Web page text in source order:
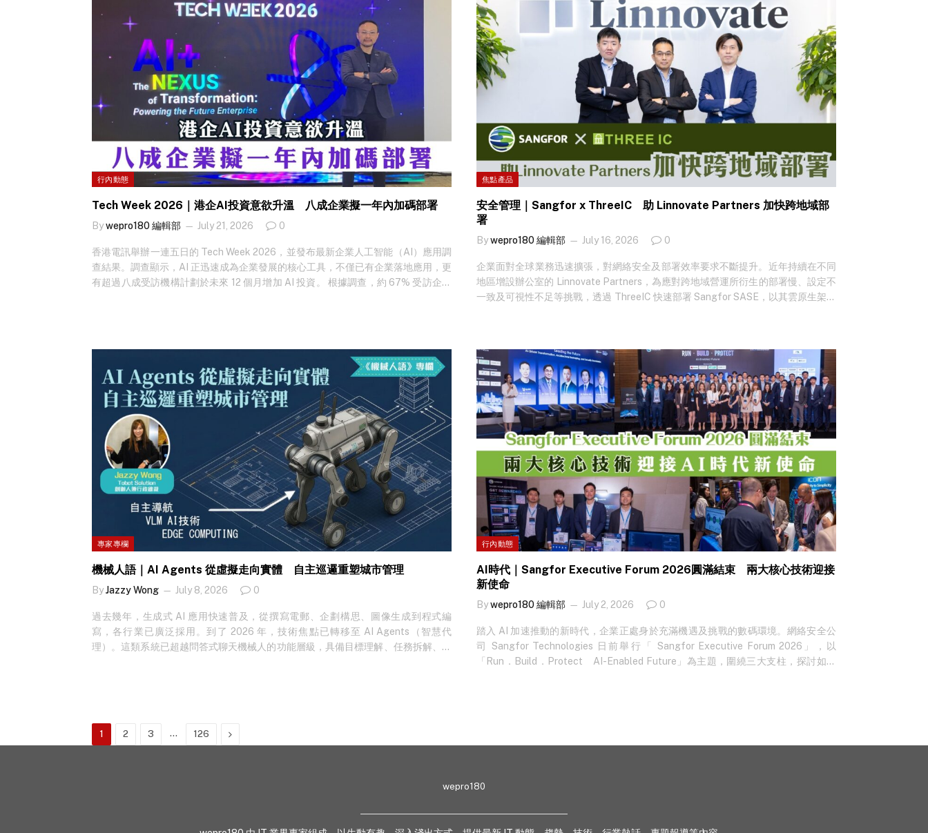
行內動態
Tech Week 2026｜港企AI投資意欲升溫 八成企業擬一年內加碼部署
Bywepro180 編輯部 July 21, 2026 0
香港電訊舉辦一連五日的 Tech Week 2026，並發布最新企業人工智能（AI）應用調
查結果。調查顯示，AI 正迅速成為企業發展的核心工具，不僅已有企業落地應用，更
有超過八成受訪機構計劃於未來 12 個月增加 AI 投資。 根據調查，約 67% 受訪企業
焦點產品
安全管理｜Sangfor x ThreeIC 助 Linnovate Partners 加快跨地域部
署
Bywepro180 編輯部 July 16, 2026 0
企業面對全球業務迅速擴張，對網絡安全及部署效率要求不斷提升。近年持續在不同
地區增設辦公室的 Linnovate Partners，為應對跨地域營運所衍生的部署慢、設定不
一致及可視性不足等挑戰，透過 ThreeIC 快速部署 Sangfor SASE，以其雲原生架構
括香港、美國、北京、上海、新加坡、馬來西亞。 Linnovate Partners Director of
Technology Samson Law 表示，公司人數在短短 4 年間，由 100 人增長至 300 多
人，辦公室亦由 4 個增至 13 個，反映其全球化營運步伐正不斷加快。 然而，快速擴
張亦為網絡安全與 IT 管理帶來更大挑戰。Linnovate Partners…
專家專欄
機械人語｜AI Agents 從虛擬走向實體 自主巡邏重塑城市管理
ByJazzy Wong July 8, 2026 0
過去幾年，生成式 AI 應用快速普及，從撰寫電郵、企劃構思、圖像生成到程式編
寫，各行業已廣泛採用。到了 2026 年，技術焦點已轉移至 AI Agents（智慧代
理）。這類系統已超越問答式聊天機械人的功能層級，具備目標理解、任務拆解、工
關人員；在實體環境中，它則驅動機械人與 AI 攝影機，進行自主巡邏、即場分析，
再將結果呈交人類決策者。對智慧城市與智慧保安系統而言，這標誌著巡邏模式正從
泊車監察、工地安全巡查、酒店保安巡邏等場景，俱屬高即時性、環境多變且不容系
存在制約。相比之下，將運算能力直接嵌入機械狗或巡邏機械人，使影像在現場即時
分析與決策，可實現毫秒級反應，同時降低對網絡連線的依賴，顯著提升系統穩定度
行內動態
AI時代｜Sangfor Executive Forum 2026圓滿結束 兩大核心技術迎接
新使命
Bywepro180 編輯部 July 2, 2026 0
踏入 AI 加速推動的新時代，企業正處身於充滿機遇及挑戰的數碼環境。網絡安全公
司 Sangfor Technologies 日前舉行「 Sangfor Executive Forum 2026」，以
「Run．Build．Protect AI-Enabled Future」為主題，圍繞三大支柱，探討如何
視由 AI 帶來的風險及新型威脅，例如深度偽造、自動化網絡攻擊，以及針對 AI 模型
新型威脅，單靠防禦措施已不足應對，政府及業界正積極探索以 AI 對抗 AI，以建設
安全、創新及具備競爭力的智慧城市為目標，在推動科技創新的同時，確保網絡及數
1 2 3 … 126 Next
wepro180